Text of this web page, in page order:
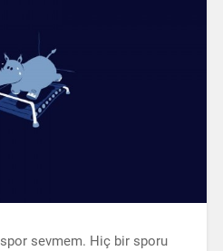
sevmem. Hiç bir sporu